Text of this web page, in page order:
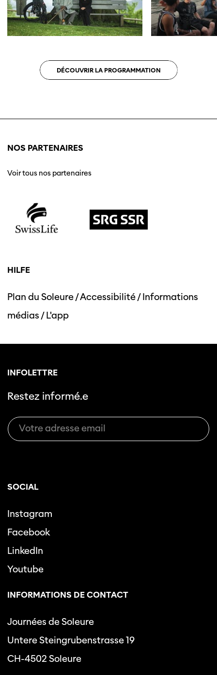
DÉCOUVRIR LA PROGRAMMATION
NOS PARTENAIRES
Voir tous nos partenaires
HILFE
Plan du Soleure/Accessibilité/Informations
médias /L'app
INFOLETTRE
Restez informé.e
SOCIAL
Instagram
Facebook
LinkedIn
Youtube
INFORMATIONS DE CONTACT
Journées de Soleure
Untere Steingrubenstrasse 19
CH-4502 Soleure